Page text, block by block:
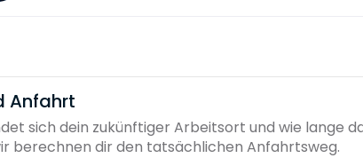
Anfahrt
sich dein zukünftiger Arbeitsort und wie lange
berechnen dir den tatsächlichen Anfahrtsweg.